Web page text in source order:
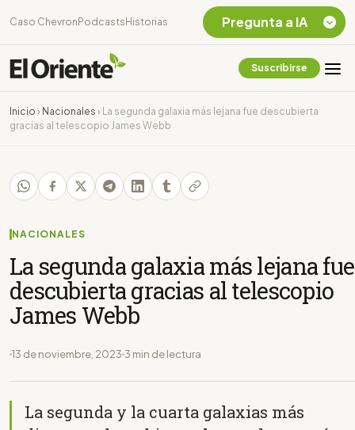
Caso Chevron Podcasts Historias
Suscribirse
Inicio › Nacionales ›
La segunda galaxia más lejana fue descubierta
gracias al telescopio James Webb
NACIONALES
La segunda galaxia más lejana fue
descubierta gracias al telescopio
James Webb
13 de noviembre, 2023 3 min de lectura
La segunda y la cuarta galaxias más
Pregunta a IA
Chevron Ecuador